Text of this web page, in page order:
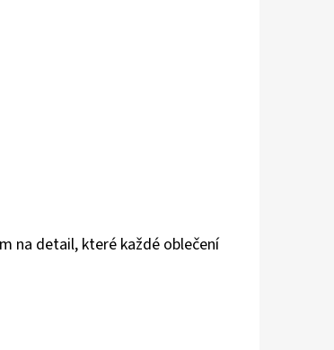
na detail, které každé oblečení